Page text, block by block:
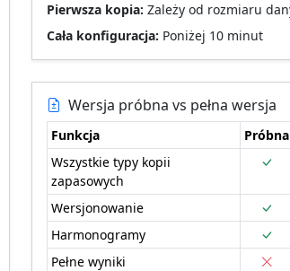
Pierwsza kopia: Zależy od rozmiaru
Cała konfiguracja: Poniżej 10 minut
Wersja próbna vs pełna wersja
Funkcja Próbna
Wszystkie typy kopii
zapasowych
Wersjonowanie
Harmonogramy
Pełne wyniki